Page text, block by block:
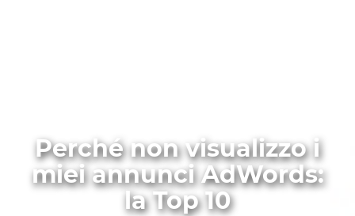
Perché non visualizzo i
miei annunci AdWords:
la Top 10